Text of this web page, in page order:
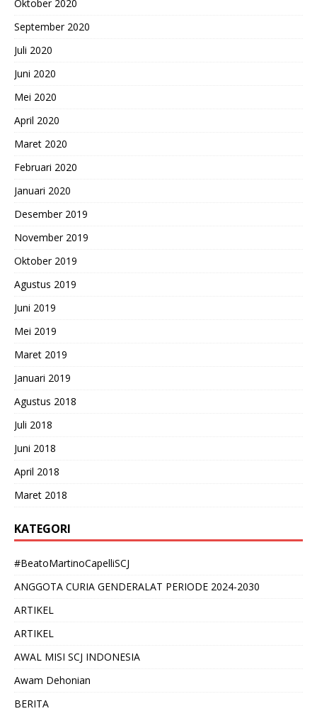
Oktober 2020
September 2020
Juli 2020
Juni 2020
Mei 2020
April 2020
Maret 2020
Februari 2020
Januari 2020
Desember 2019
November 2019
Oktober 2019
Agustus 2019
Juni 2019
Mei 2019
Maret 2019
Januari 2019
Agustus 2018
Juli 2018
Juni 2018
April 2018
Maret 2018
KATEGORI
#BeatoMartinoCapelliSCJ
ANGGOTA CURIA GENDERALAT PERIODE 2024-2030
ARTIKEL
ARTIKEL
AWAL MISI SCJ INDONESIA
Awam Dehonian
BERITA